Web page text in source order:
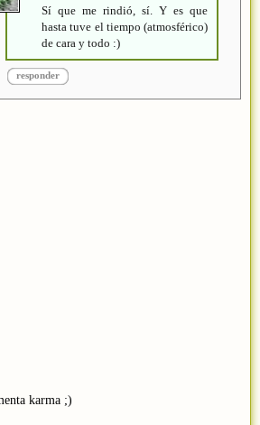
Sí que me rindió, sí. Y es que
hasta tuve el tiempo (atmosférico)
de cara y todo :)
responder
karma ;)